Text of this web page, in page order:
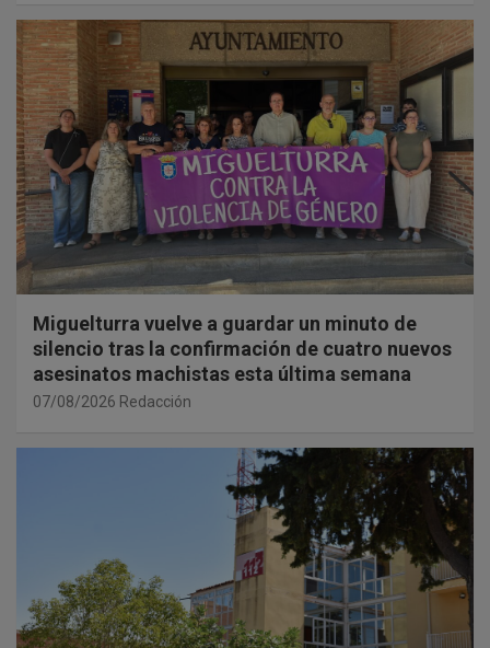
Miguelturra vuelve a guardar un minuto de
silencio tras la confirmación de cuatro nuevos
asesinatos machistas esta última semana
07/08/2026 Redacción